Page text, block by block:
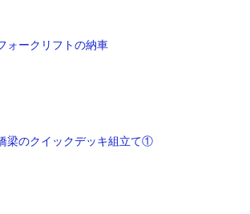
ォークリフトの納車
梁のクイックデッキ組立て①